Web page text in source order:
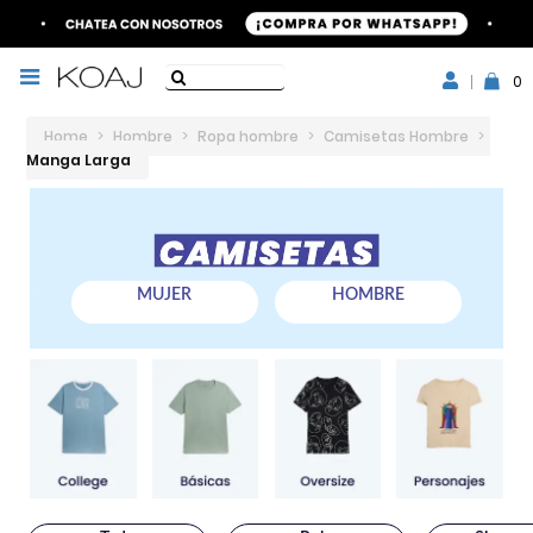
0
Home > Hombre > Ropa hombre > Camisetas Hombre >
Manga Larga
MUJER HOMBRE